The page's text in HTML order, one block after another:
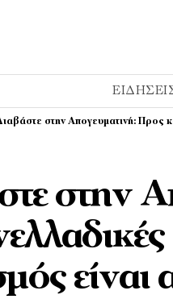
στην Απογευματινή: Προς
στην
είναι